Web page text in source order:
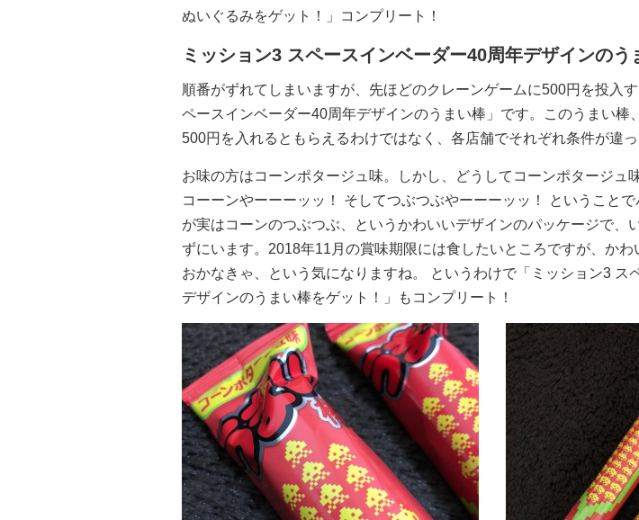
ぬいぐるみをゲット！」コンプリート！
ミッション3 スペースインベーダー40周年デザインのう
順番がずれてしまいますが、先ほどのクレーンゲームに500円を投入
ペースインベーダー40周年デザインのうまい棒」です。このうまい棒
500円を入れるともらえるわけではなく、各店舗でそれぞれ条件が違っ
お味の方はコーンポタージュ味。しかし、どうしてコーンポタージュ
コーーンやーーーッッ！ そしてつぶつぶやーーーッッ！ ということ
が実はコーンのつぶつぶ、というかわいいデザインのパッケージで、
ずにいます。2018年11月の賞味期限には食したいところですが、かわ
おかなきゃ、という気になりますね。 というわけで「ミッション3 ス
デザインのうまい棒をゲット！」もコンプリート！